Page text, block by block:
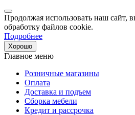
Продолжая использовать наш сайт,
обработку файлов cookie.
Подробнее
Хорошо
Главное меню
Розничные магазины
Оплата
Доставка и подъем
Сборка мебели
Кредит и рассрочка